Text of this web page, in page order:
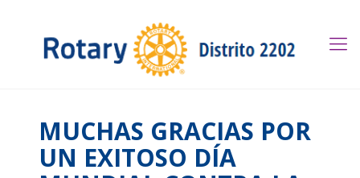
MUCHAS GRACIAS POR
UN EXITOSO DÍA